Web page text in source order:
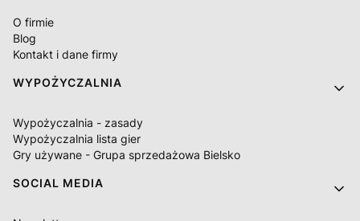
O firmie
Blog
Kontakt i dane firmy
WYPOŻYCZALNIA
Wypożyczalnia - zasady
Wypożyczalnia lista gier
Gry używane - Grupa sprzedażowa Bielsko
SOCIAL MEDIA